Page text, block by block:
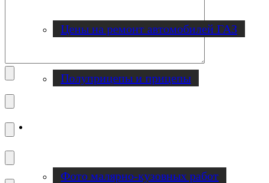
Цены на ремонт автомобилей ГАЗ
Полуприцепы и прицепы
Фото малярно-кузовных работ